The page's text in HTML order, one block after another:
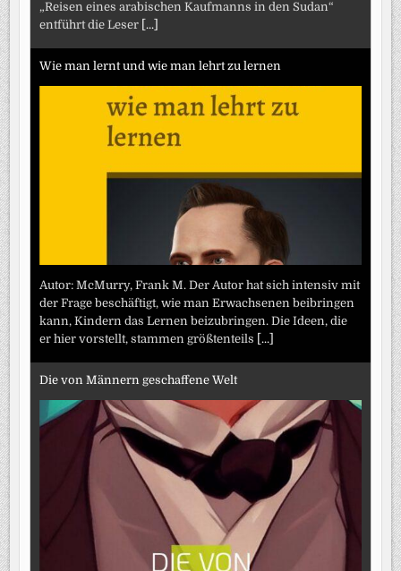
„Reisen eines arabischen Kaufmanns in den Sudan“
entführt die Leser [...]
Wie man lernt und wie man lehrt zu lernen
Autor: McMurry, Frank M. Der Autor hat sich intensiv mit
der Frage beschäftigt, wie man Erwachsenen beibringen
kann, Kindern das Lernen beizubringen. Die Ideen, die
er hier vorstellt, stammen größtenteils [...]
Die von Männern geschaffene Welt